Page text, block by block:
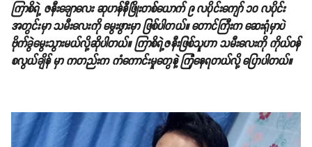
ကြာစိရဲ့ ဇနီးချောလေး ဆုဟန်နီဖြိုးတစ်ယောက် ၉ လပိုင်းကျော် ၁၀ လပိုင်း
အတွင်းမှာ သမီးလေးကို မွေးဖွားမှာ ဖြစ်ပါတယ်။ တောင်ကြီးက ဆေးရုံမှာပဲ
ဗိုက်ခွဲမွေးသွားမယ်လို့ဆိုပါတယ်။ ကြာစိရဲ့ဇနီးဖြစ်သူဟာသမီးလေးကို ကိုယ်ဝန်
စလွယ်ချိန် မှာ ကတည်းကကံကောင်းမှုတွေနဲ့ ကြုံနေရတယ်လို့ ပြောပါတယ်။